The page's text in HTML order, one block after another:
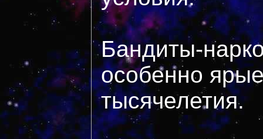
Бандиты-
особенно
тысячелетия.